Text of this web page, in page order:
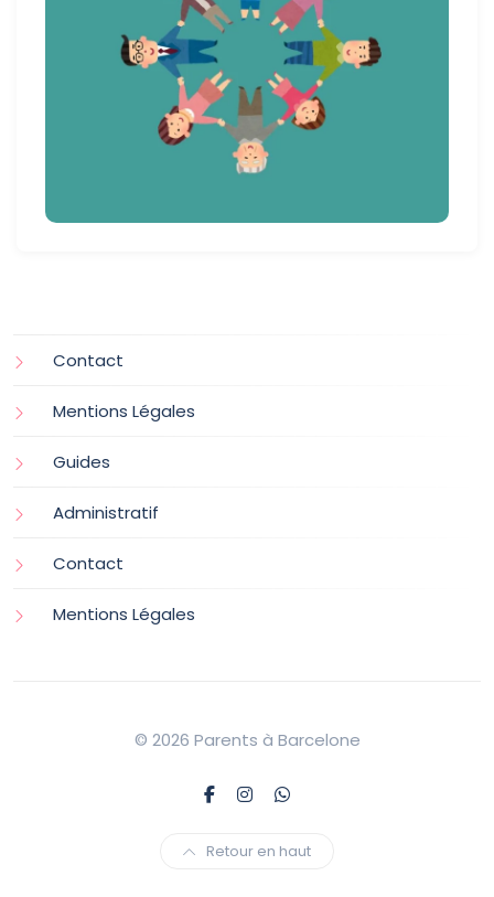
Contact
Mentions Légales
Guides
Administratif
Contact
Mentions Légales
© 2026 Parents à Barcelone
Retour en haut